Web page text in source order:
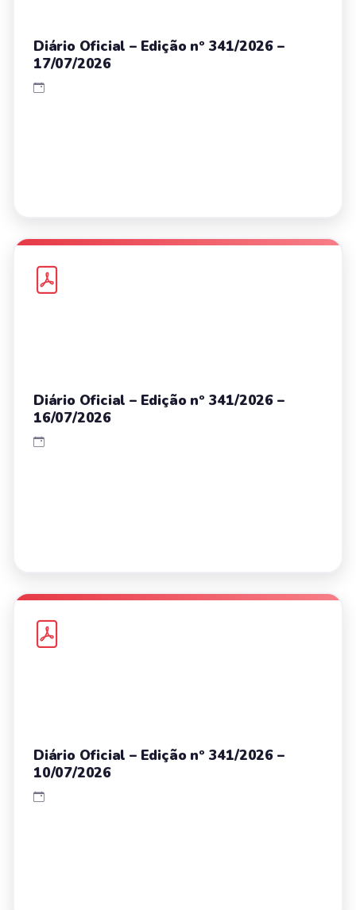
Diário Oficial – Edição nº 341/2026 –
17/07/2026
Diário Oficial – Edição nº 341/2026 –
16/07/2026
Diário Oficial – Edição nº 341/2026 –
10/07/2026